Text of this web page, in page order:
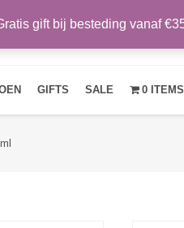
OVER ONS NIEUWS
GIFTS SALE 0 ITEMS
gift bij besteding vanaf